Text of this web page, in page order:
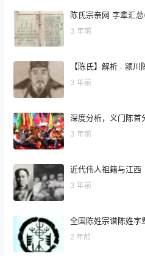
陈氏宗亲网 字辈汇
3 年前
【陈氏】解析 . 颍
3 年前
深度分析，义门陈首
3 年前
近代伟人祖籍与江西
3 年前
全国陈姓宗谱陈姓字
2 年前